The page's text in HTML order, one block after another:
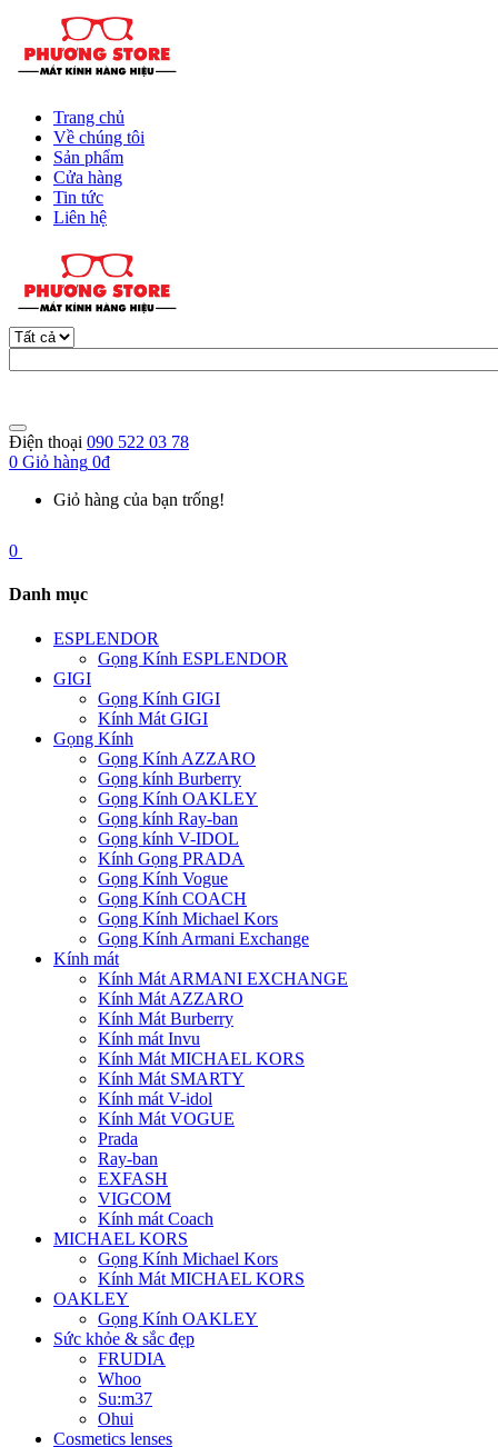
Trang chủ
Về chúng tôi
Sản phẩm
Cửa hàng
Tin tức
Liên hệ
Điện thoại 090 522 03 78
0 Giỏ hàng 0đ
Giỏ hàng của bạn trống!
0
Danh mục
ESPLENDOR
Gọng Kính ESPLENDOR
GIGI
Gọng Kính GIGI
Kính Mát GIGI
Gọng Kính
Gọng Kính AZZARO
Gọng kính Burberry
Gọng Kính OAKLEY
Gọng kính Ray-ban
Gọng kính V-IDOL
Kính Gọng PRADA
Gọng Kính Vogue
Gọng Kính COACH
Gọng Kính Michael Kors
Gọng Kính Armani Exchange
Kính mát
Kính Mát ARMANI EXCHANGE
Kính Mát AZZARO
Kính Mát Burberry
Kính mát Invu
Kính Mát MICHAEL KORS
Kính Mát SMARTY
Kính mát V-idol
Kính Mát VOGUE
Prada
Ray-ban
EXFASH
VIGCOM
Kính mát Coach
MICHAEL KORS
Gọng Kính Michael Kors
Kính Mát MICHAEL KORS
OAKLEY
Gọng Kính OAKLEY
Sức khỏe & sắc đẹp
FRUDIA
Whoo
Su:m37
Ohui
Cosmetics lenses